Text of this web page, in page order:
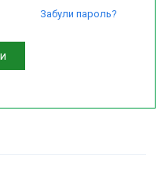
Забули пароль?